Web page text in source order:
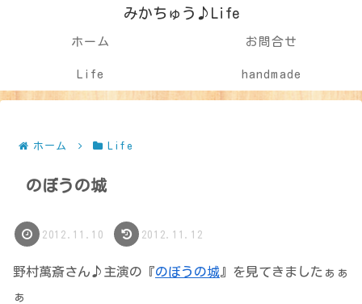
みかちゅう♪Life
ホーム お問合せ
Life handmade
ホーム Life
のぼうの城
2012.11.10 2012.11.12
野村萬斎さん♪主演の『のぼうの城 』を見てきましたぁぁ
ぁ